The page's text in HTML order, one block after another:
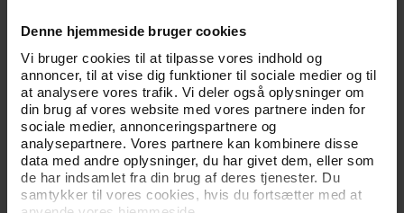
Denne hjemmeside bruger cookies
Vi bruger cookies til at tilpasse vores indhold og
annoncer, til at vise dig funktioner til sociale medier og til
at analysere vores trafik. Vi deler også oplysninger om
din brug af vores website med vores partnere inden for
sociale medier, annonceringspartnere og
analysepartnere. Vores partnere kan kombinere disse
data med andre oplysninger, du har givet dem, eller som
de har indsamlet fra din brug af deres tjenester. Du
samtykker til vores cookies, hvis du fortsætter med at
Det er vigtigt, at hvis du køber på vegne af en ven i
vores billetsystem, så skal du tildele billetterne til
hver enkelt profil – kun på den måde får I begge
jeres point.
For at en billet tæller i din AGF Score, så skal
billetten være købt via billet.agf.dk eller som en del
af dit løbende abonnement.
*Vær opmærksom på: